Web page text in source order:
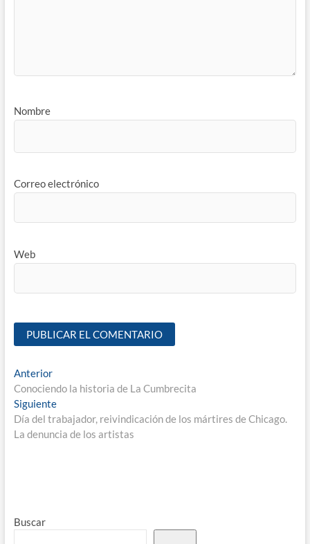
Nombre
Correo electrónico
Web
Anterior
Conociendo la historia de La Cumbrecita
Siguiente
Día del trabajador, reivindicación de los mártires de Chicago.
La denuncia de los artistas
Buscar